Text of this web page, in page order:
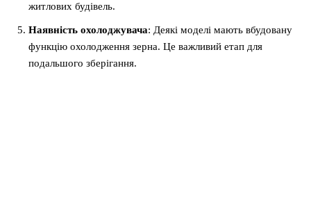
житлових будівель.
Наявність охолоджувача: Деякі моделі мають вбудовану
функцію охолодження зерна. Це важливий етап для
подальшого зберігання.